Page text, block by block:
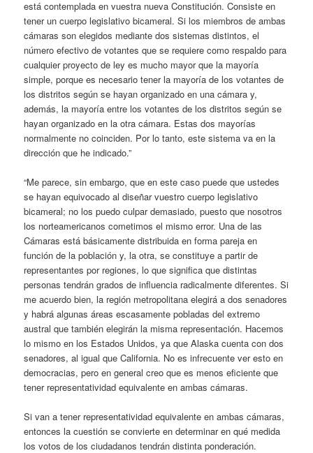
está contemplada en vuestra nueva Constitución. Consiste en
tener un cuerpo legislativo bicameral. Si los miembros de ambas
cámaras son elegidos mediante dos sistemas distintos, el
número efectivo de votantes que se requiere como respaldo para
cualquier proyecto de ley es mucho mayor que la mayoría
simple, porque es necesario tener la mayoría de los votantes de
los distritos según se hayan organizado en una cámara y,
además, la mayoría entre los votantes de los distritos según se
hayan organizado en la otra cámara. Estas dos mayorías
normalmente no coinciden. Por lo tanto, este sistema va en la
dirección que he indicado.”
“Me parece, sin embargo, que en este caso puede que ustedes
se hayan equivocado al diseñar vuestro cuerpo legislativo
bicameral; no los puedo culpar demasiado, puesto que nosotros
los norteamericanos cometimos el mismo error. Una de las
Cámaras está básicamente distribuida en forma pareja en
función de la población y, la otra, se constituye a partir de
representantes por regiones, lo que significa que distintas
personas tendrán grados de influencia radicalmente diferentes. Si
me acuerdo bien, la región metropolitana elegirá a dos senadores
y habrá algunas áreas escasamente pobladas del extremo
austral que también elegirán la misma representación. Hacemos
lo mismo en los Estados Unidos, ya que Alaska cuenta con dos
senadores, al igual que California. No es infrecuente ver esto en
democracias, pero en general creo que es menos eficiente que
tener representatividad equivalente en ambas cámaras.
Si van a tener representatividad equivalente en ambas cámaras,
entonces la cuestión se convierte en determinar en qué medida
los votos de los ciudadanos tendrán distinta ponderación.